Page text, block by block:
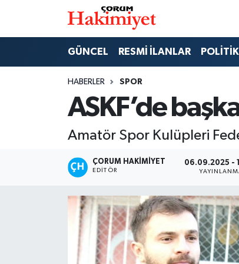
GÜNCEL RESMİ İLANLAR
HABERLER SPOR
ASKF’de
Amatör Spor Kulüpleri
ÇORUM HAKIMIYET
EDITÖR
06.09.2025 -
EKONOMİ
GÜNCEL
Nöbetçi Eczaneler
Çorum Namaz Vakitleri
Trafik Durumu
Süper Lig Puan Durumu ve Fikstür
Tüm Manşetler
Son Dakika Haberleri
Haber Arşivi